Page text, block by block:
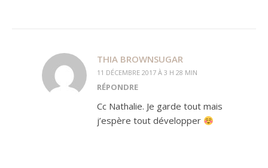
THIA BROWNSUGAR
11 DÉCEMBRE 2017 À 3 H 28 MIN
RÉPONDRE
Cc Nathalie. Je garde tout mais
j’espère tout développer